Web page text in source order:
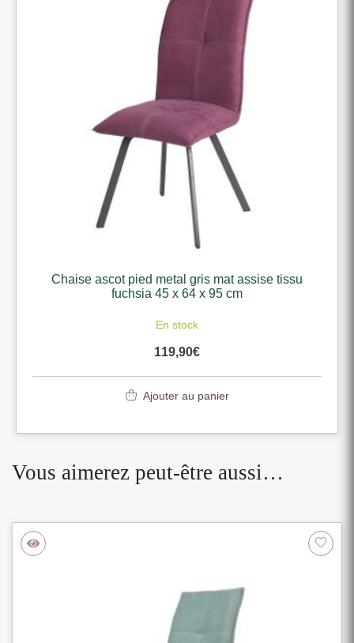
tissu
Chaise ascot pied metal gris mat
orange 45 x 64 x 95 cm
Ajouter au panier
Vous aimerez peut-être aussi…